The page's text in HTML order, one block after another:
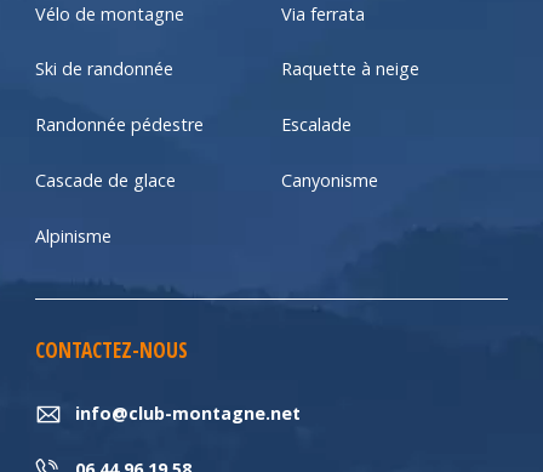
Vélo de montagne Via ferrata
Ski de randonnée Raquette à neige
Randonnée pédestre Escalade
Cascade de glace Canyonisme
Alpinisme
CONTACTEZ-NOUS
info@club-montagne.net